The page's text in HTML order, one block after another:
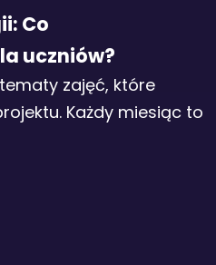
Co
uczniów?
zajęć, które
Każdy miesiąc to